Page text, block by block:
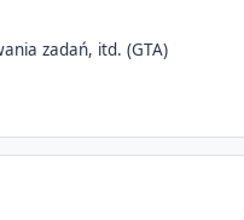
zadań, itd. (GTA)